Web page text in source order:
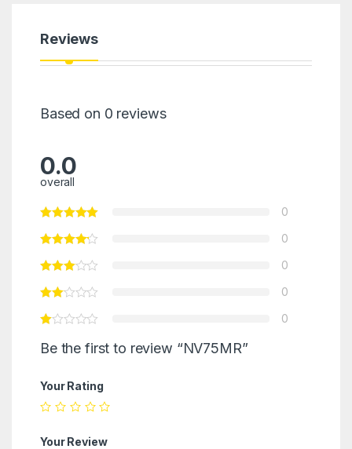
Reviews
Based on 0 reviews
0.0
overall
0
0
0
0
0
Be the first to review “NV75MR”
Your Rating
Your Review